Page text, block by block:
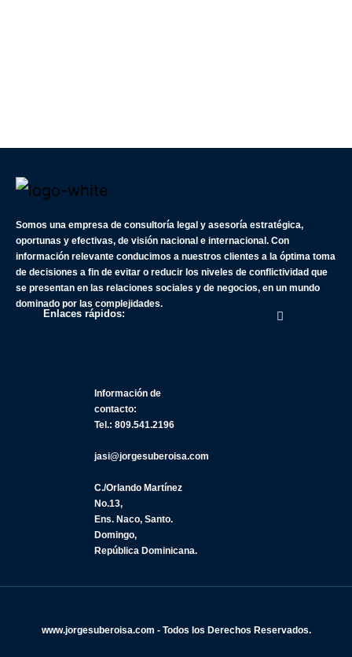
Somos una empresa de consultoría legal y asesoría estratégica,
oportunas y efectivas, de visión nacional e internacional. Con
información relevante conducimos a nuestros clientes a la óptima toma
de decisiones a fin de evitar o reducir los niveles de conflictividad que
se presentan en las relaciones sociales y de negocios, en un mundo
dominado por las complejidades.
Información de
contacto:
Tel.: 809.541.2196
jasi@jorgesuberoisa.com
C./Orlando Martínez
No.13,
Ens. Naco, Santo.
Domingo,
República Dominicana.
Enlaces rápidos:
www.jorgesuberoisa.com - Todos los Derechos Reservados.